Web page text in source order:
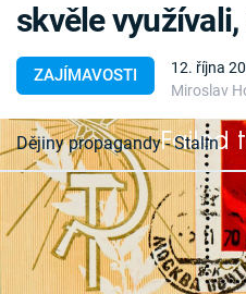
Témata
Témata
Pořady
TV Program
ZAJÍMAVOSTI
12. října
Miroslav
skvěle
Failed
Dějiny propagandy - Stalin
Když papež Řehoř XV.
zakládal kongregaci
slávu římskokatolické